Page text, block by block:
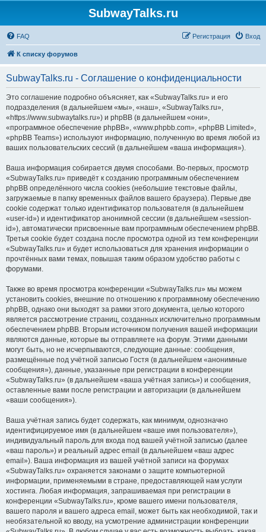
SubwayTalks.ru
FAQ Вход
Регистрация
К списку форумов
SubwayTalks.ru - Соглашение о конфиденциальности
Это соглашение подробно объясняет, как «SubwayTalks.ru» и его
подразделения (в дальнейшем «мы», «наш», «SubwayTalks.ru»,
«https://www.subwaytalks.ru») и phpBB (в дальнейшем «они»,
«программное обеспечение phpBB», «www.phpbb.com», «phpBB Limited»,
«phpBB Teams») используют информацию, полученную во время любой из
ваших пользовательских сессий (в дальнейшем «ваша информация»).
Ваша информация собирается двумя способами. Во-первых, просмотр
«SubwayTalks.ru» приведёт к созданию программным обеспечением
phpBB определённого числа cookies (небольшие текстовые файлы,
загружаемые в папку временных файлов вашего браузера). Первые две
cookie содержат только идентификатор пользователя (в дальнейшем
«user-id») и идентификатор анонимной сессии (в дальнейшем «session-
id»), автоматически присвоенные вам программным обеспечением phpBB.
Третья cookie будет создана после просмотра одной из тем конференции
«SubwayTalks.ru» и будет использоваться для хранения информации о
прочтённых вами темах, повышая таким образом удобство работы с
форумами.
Также во время просмотра конференции «SubwayTalks.ru» мы можем
установить cookies, внешние по отношению к программному обеспечению
phpBB, однако они выходят за рамки этого документа, целью которого
является рассмотрение страниц, созданных исключительно программным
обеспечением phpBB. Вторым источником получения вашей информации
являются данные, которые вы отправляете на форум. Этими данными
могут быть, но не исчерпываются, следующие данные: сообщения,
размещённые под учётной записью Гостя (в дальнейшем «анонимные
сообщения»), данные, указанные при регистрации в конференции
«SubwayTalks.ru» (в дальнейшем «ваша учётная запись») и сообщения,
оставленные вами после регистрации и авторизации (в дальнейшем
«ваши сообщения»).
Ваша учётная запись будет содержать, как минимум, однозначно
идентифицируемое имя (в дальнейшем «ваше имя пользователя»),
индивидуальный пароль для входа под вашей учётной записью (далее
«ваш пароль») и реальный адрес email (в дальнейшем «ваш адрес
email»). Ваша информация из вашей учётной записи на форумах
«SubwayTalks.ru» охраняется законами о защите компьютерной
информации, применяемыми в стране, предоставляющей нам услуги
хостинга. Любая информация, запрашиваемая при регистрации в
конференции «SubwayTalks.ru», кроме вашего имени пользователя,
вашего пароля и вашего адреса email, может быть как необходимой, так и
необязательной ко вводу, на усмотрение администрации конференции